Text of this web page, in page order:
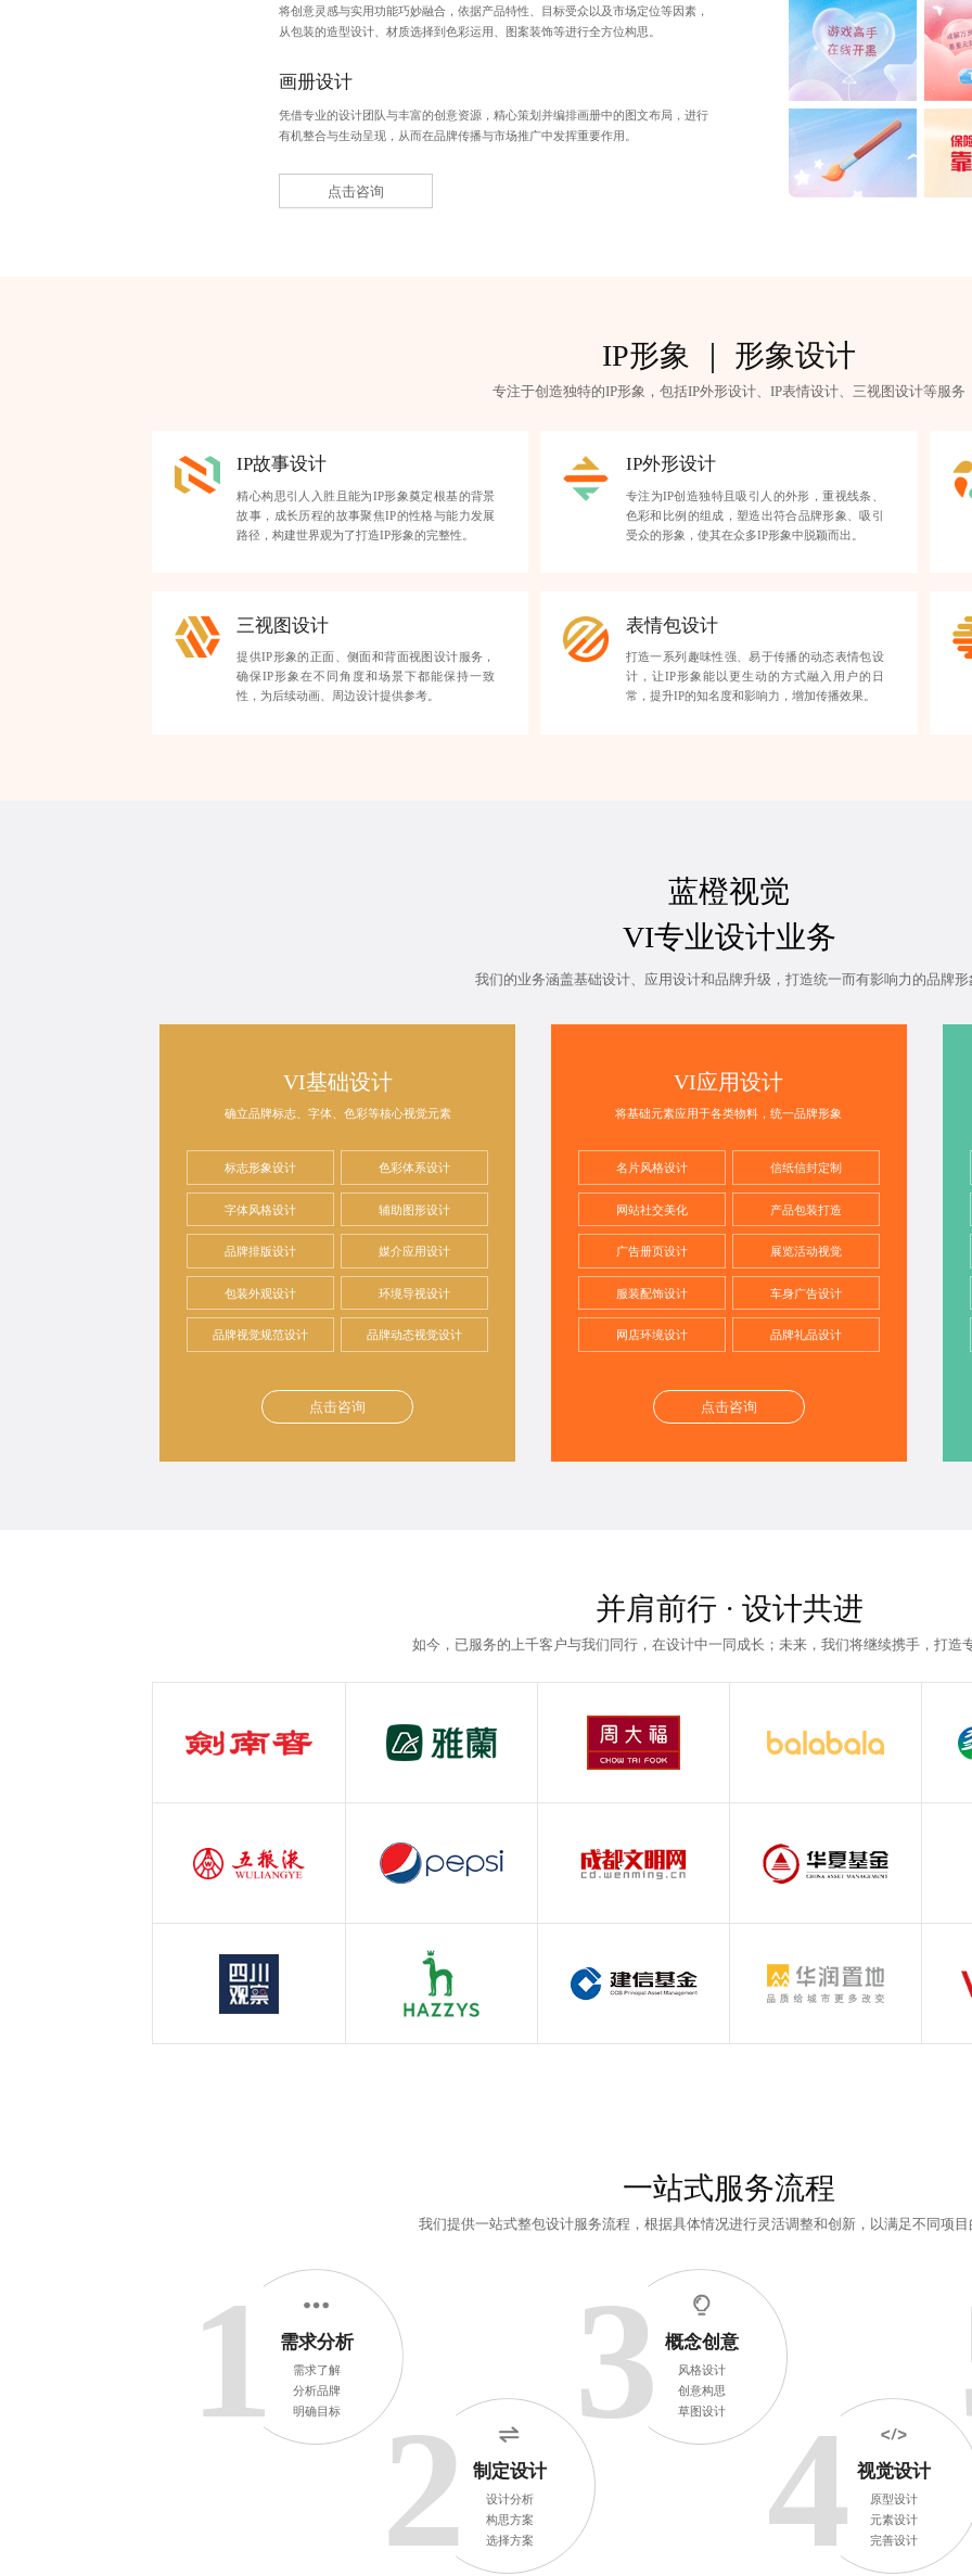
将创意灵感与实用功能巧妙融合，依据产品特性、目标受众以及市场定位等因素，
从包装的造型设计、材质选择到色彩运用、图案装饰等进行全方位构思。
画册设计
凭借专业的设计团队与丰富的创意资源，精心策划并编排画册中的图文布局，进行
有机整合与生动呈现，从而在品牌传播与市场推广中发挥重要作用。
点击咨询
IP形象 ｜ 形象设计
专注于创造独特的IP形象，包括IP外形设计、IP表情设计、三视图设计等服务
IP故事设计
精心构思引人入胜且能为IP形象奠定根基的背景
故事，成长历程的故事聚焦IP的性格与能力发展
路径，构建世界观为了打造IP形象的完整性。
IP外形设计
专注为IP创造独特且吸引人的外形，重视线条、
色彩和比例的组成，塑造出符合品牌形象、吸引
受众的形象，使其在众多IP形象中脱颖而出。
三视图设计
提供IP形象的正面、侧面和背面视图设计服务，
确保IP形象在不同角度和场景下都能保持一致
性，为后续动画、周边设计提供参考。
表情包设计
打造一系列趣味性强、易于传播的动态表情包设
计，让IP形象能以更生动的方式融入用户的日
常，提升IP的知名度和影响力，增加传播效果。
蓝橙视觉
VI专业设计业务
我们的业务涵盖基础设计、应用设计和品牌升级，打造统一而有影响力的品牌形
VI基础设计
确立品牌标志、字体、色彩等核心视觉元素
标志形象设计 色彩体系设计
字体风格设计 辅助图形设计
品牌排版设计 媒介应用设计
包装外观设计 环境导视设计
品牌视觉规范设计 品牌动态视觉设计
点击咨询
VI应用设计
将基础元素应用于各类物料，统一品牌形象
名片风格设计 信纸信封定制
网站社交美化 产品包装打造
广告册页设计 展览活动视觉
服装配饰设计 车身广告设计
网店环境设计 品牌礼品设计
点击咨询
并肩前行 · 设计共进
如今，已服务的上千客户与我们同行，在设计中一同成长；未来，我们将继续携手，打造
周大福
珠宝行业
四川观察
四川观察
哈吉斯
服装行业 地产行业
一站式服务流程
我们提供一站式整包设计服务流程，根据具体情况进行灵活调整和创新，以满足不同项
1 需求分析
需求了解
分析品牌
明确目标
2 制定设计
设计分析
构思方案
选择方案
3 概念创意
风格设计
创意构思
草图设计
4 视觉设计
原型设计
元素设计
完善设计